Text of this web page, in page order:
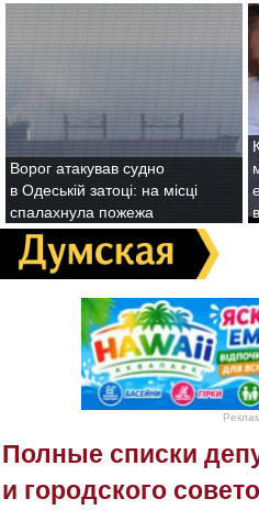
Ворог атакував судно
в Одеській затоці: на місці
спалахнула пожежа
Полные списки
и городского